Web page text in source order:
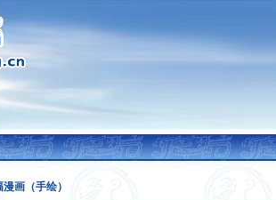
画（手绘）